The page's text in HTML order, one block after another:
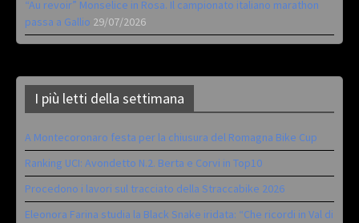
“Au revoir” Monselice in Rosa. Il campionato italiano marathon
passa a Gallio 29/07/2026
I più letti della settimana
A Montecoronaro festa per la chiusura del Romagna Bike Cup
Ranking UCI: Avondetto N.2. Berta e Corvi in Top10
Procedono i lavori sul tracciato della Straccabike 2026
Eleonora Farina studia la Black Snake iridata: “Che ricordi in Val di